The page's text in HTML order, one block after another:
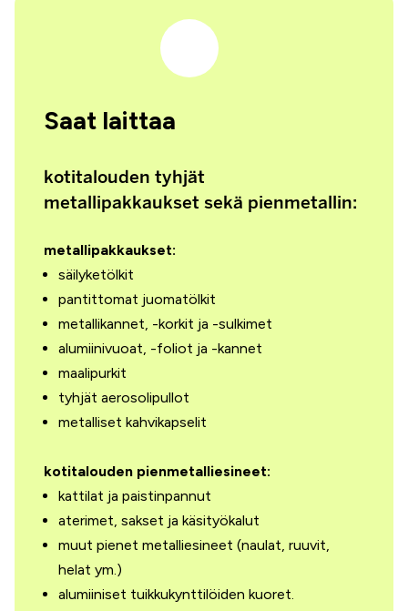
Saat laittaa
kotitalouden tyhjät
metallipakkaukset sekä pienmetallin:
metallipakkaukset:
säilyketölkit
pantittomat juomatölkit
metallikannet, -korkit ja -sulkimet
alumiinivuoat, -foliot ja -kannet
maalipurkit
tyhjät aerosolipullot
metalliset kahvikapselit
kotitalouden pienmetalliesineet:
kattilat ja paistinpannut
aterimet, sakset ja käsityökalut
muut pienet metalliesineet (naulat, ruuvit,
helat ym.)
alumiiniset tuikkukynttilöiden kuoret.